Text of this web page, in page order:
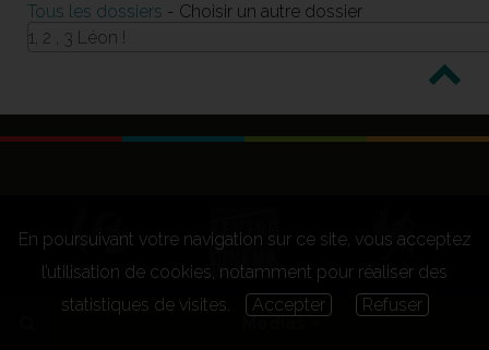
Medias
Tous les dossiers - Choisir un autre dossier
1, 2 , 3 Léon !
En poursuivant votre navigation sur ce site, vous acceptez
l’utilisation de cookies, notamment pour réaliser des
statistiques de visites.
Accepter Refuser